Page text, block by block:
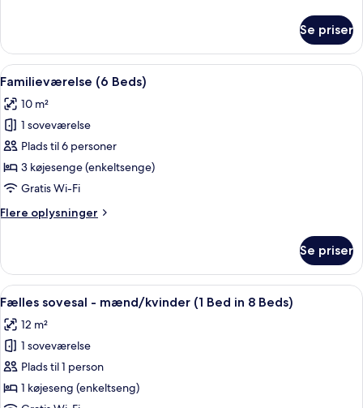
Bed
Mixed
Dormitory
Bed
In
12
Mixed
Dormitory
Se priser
Indlæs
alle
billeder
af
Familieværelse
(6
Beds)
Et soveværelse med køjesenge, en
10
Familieværelse (6 Beds)
10 m²
1 soveværelse
Plads til 6 personer
3 køjesenge (enkeltsenge)
Gratis Wi-Fi
Flere oplysninger
Flere
(6
Beds)
Se priser
Indlæs
alle
billeder
af
Fælles
sovesal
Et soveværelse med køjesenge, en
10
Fælles sovesal - mænd/kvinder (1 Bed in 8 Beds)
12 m²
1 soveværelse
Plads til 1 person
1 køjeseng (enkeltseng)